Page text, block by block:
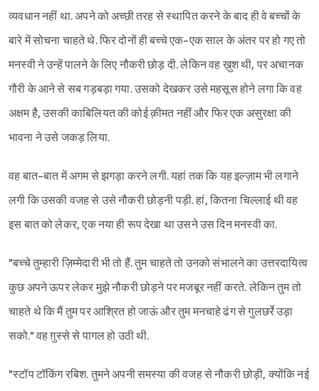
व्यवधान नहीं था. अपने को अच्छी तरह से स्थापित करने के बाद ही वे बच्चों के
बारे में सोचना चाहते थे. फिर दोनों ही बच्चे एक-एक साल के अंतर पर हो गए तो
मनस्वी ने उन्हें पालने के लिए नौकरी छोड़ दी. लेकिन वह ख़ुश थी, पर अचानक
गौरी के आने से सब गड़बड़ा गया. उसको देखकर उसे महसूस होने लगा कि वह
अक्षम है, उसकी काबिलियत की कोई क़ीमत नहीं और फिर एक असुरक्षा की
भावना ने उसे जकड़ लिया.
वह बात-बात में अगम से झगड़ा करने लगी. यहां तक कि यह इल्ज़ाम भी लगाने
लगी कि उसकी वजह से उसे नौकरी छोड़नी पड़ी. हां, कितना चिल्लाई थी वह
इस बात को लेकर, एक नया ही रूप देखा था उसने उस दिन मनस्वी का.
"बच्चे तुम्हारी ज़िम्मेदारी भी तो हैं. तुम चाहते तो उनको संभालने का उत्तरदायित्व
कुछ अपने ऊपर लेकर मुझे नौकरी छोड़ने पर मजबूर नहीं करते. लेकिन तुम तो
चाहते थे कि मैं तुम पर आश्रित हो जाऊं और तुम मनचाहे ढंग से गुलछर्रे उड़ा
सको." वह ग़ुस्से से पागल हो उठी थी.
"स्टॉप टॉकिंग रबिश. तुमने अपनी समस्या की वजह से नौकरी छोड़ी, क्योंकि नई